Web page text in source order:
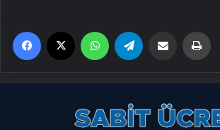
Facebook WhatsApp Email'den paylaş